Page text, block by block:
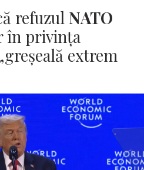
refuzul NATO
în privința
extrem